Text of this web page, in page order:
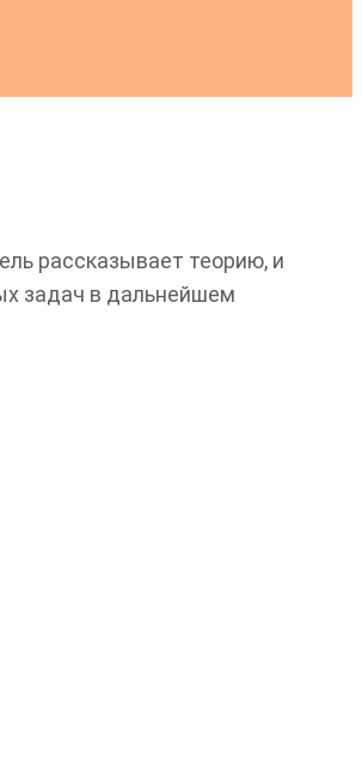
рассказывает теорию, и
задач в дальнейшем